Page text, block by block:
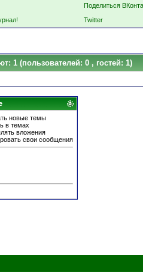
Поделиться
Twitter
1 (пользователей: 0 , гостей: 1)
новые темы
в темах
вложения
свои сообщения